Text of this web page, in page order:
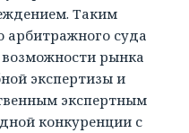
Таким
суда
рынка
экспертизы и
экспертным
конкуренции с